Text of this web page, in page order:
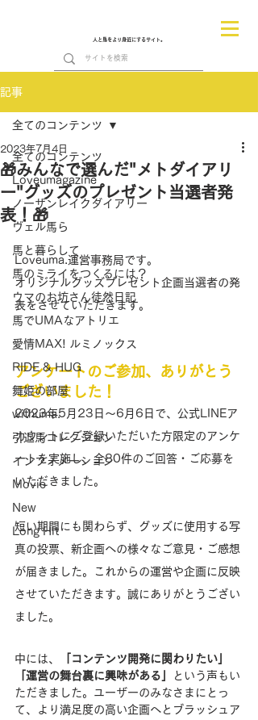
人と馬をより身近にするサイト。
記事
全てのコンテンツ
Loveumagazine
ノーザンレイクダイアリー
ヴェル馬ら
馬と暮らして
馬のミライをつくるには？
ウマのお坊さん徒然日記
馬でUMAなアトリエ
愛情MAX! ルミノックス
RIDE & HUG
舞姫の部屋
withuma.
引退馬コレクション
インフォメーション
Movie
New
Long Hit
全てのコンテンツ
🎁みんなで選んだ"メトダイアリ
ー"グッズのプレゼント当選者発
表！🎁
2023年7月4日
Loveuma.運営事務局です。
オリジナルグッズプレゼント企画当選者の発
表をさせていただきます。
アンケートのご参加、ありがとう
ございました！
2023年5月23日〜6月6日で、公式LINEア
カウントにご登録いただいた方限定のアンケ
ートを実施し、全80件のご回答・ご応募を
いただきました。
短い期間にも関わらず、グッズに使用する写
真の投票、新企画への様々なご意見・ご感想
が届きました。これからの運営や企画に反映
させていただきます。誠にありがとうござい
ました。
中には、
「コンテンツ開発に関わりたい」
「運営の舞台裏に興味がある」
という声もい
ただきました。ユーザーのみなさまにとっ
て、より満足度の高い企画へとブラッシュア